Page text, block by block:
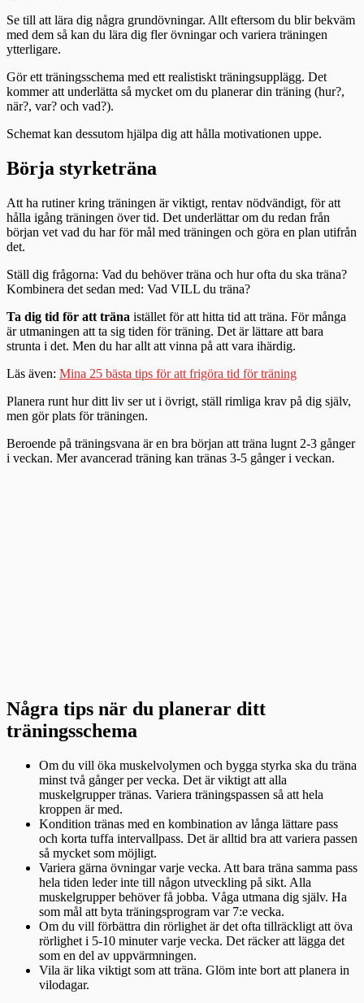
Se till att lära dig några grundövningar. Allt eftersom du blir bekväm
med dem så kan du lära dig fler övningar och variera träningen
ytterligare.
Gör ett träningsschema med ett realistiskt träningsupplägg. Det
kommer att underlätta så mycket om du planerar din träning (hur?,
när?, var? och vad?).
Schemat kan dessutom hjälpa dig att hålla motivationen uppe.
Börja styrketräna
Att ha rutiner kring träningen är viktigt, rentav nödvändigt, för att
hålla igång träningen över tid. Det underlättar om du redan från
början vet vad du har för mål med träningen och göra en plan utifrån
det.
Ställ dig frågorna: Vad du behöver träna och hur ofta du ska träna?
Kombinera det sedan med: Vad VILL du träna?
Ta dig tid för att träna istället för att hitta tid att träna. För många
är utmaningen att ta sig tiden för träning. Det är lättare att bara
strunta i det. Men du har allt att vinna på att vara ihärdig.
Läs även: Mina 25 bästa tips för att frigöra tid för träning
Planera runt hur ditt liv ser ut i övrigt, ställ rimliga krav på dig själv,
men gör plats för träningen.
Beroende på träningsvana är en bra början att träna lugnt 2-3 gånger
i veckan. Mer avancerad träning kan tränas 3-5 gånger i veckan.
Några tips när du planerar ditt
träningsschema
Om du vill öka muskelvolymen och bygga styrka ska du träna
minst två gånger per vecka. Det är viktigt att alla
muskelgrupper tränas. Variera träningspassen så att hela
kroppen är med.
Kondition tränas med en kombination av långa lättare pass
och korta tuffa intervallpass. Det är alltid bra att variera passen
så mycket som möjligt.
Variera gärna övningar varje vecka. Att bara träna samma pass
hela tiden leder inte till någon utveckling på sikt. Alla
muskelgrupper behöver få jobba. Våga utmana dig själv. Ha
som mål att byta träningsprogram var 7:e vecka.
Om du vill förbättra din rörlighet är det ofta tillräckligt att öva
rörlighet i 5-10 minuter varje vecka. Det räcker att lägga det
som en del av uppvärmningen.
Vila är lika viktigt som att träna. Glöm inte bort att planera in
vilodagar.